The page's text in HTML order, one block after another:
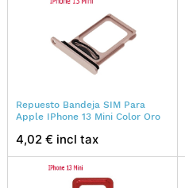
Repuesto Bandeja SIM Para
Apple IPhone 13 Mini Color Oro
4,02 € incl tax